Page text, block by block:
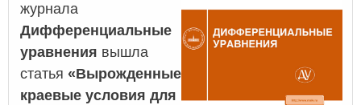
журнала
Дифференциальные
уравнения вышла
статья «Вырожденные
краевые условия для